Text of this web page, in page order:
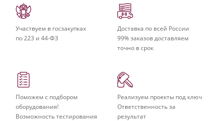
Участвуем в госзакупках
по 223 и 44-ФЗ
Доставка по всей России
99% заказов доставляем
точно в срок
Поможем с подбором
оборудования!
Возможность тестирования
Реализуем проекты под ключ
Ответственность за
результат